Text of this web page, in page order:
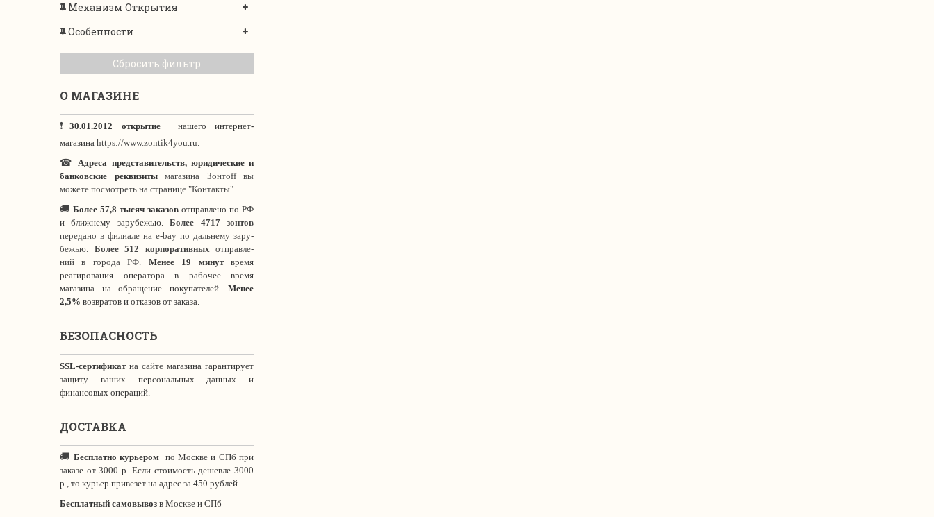
Механизм Открытия
Особенности
Сбросить фильтр
О МАГАЗИНЕ
❗30.01.2012 открытие нашего интернет-
магазина https://www.zontik4you.ru.
☎Адреса представительств, юридические и
банковские реквизиты
магазина Зонтoff вы
можете посмотреть на странице "Контакты".
🚚 Более 57,8 тысяч заказов отправлено по РФ
и ближнему зарубежью.Более 4717 зонтов
передано в филиале на e-bay по дальнему зару-
бежью. Более 512 корпоративныхотправле-
ний в города РФ. Менее 19 минутвремя
реагирования оператора в рабочее время
магазина на обращение покупателей. Менее
2,5% возвратов и отказов от заказа.
БЕЗОПАСНОСТЬ
SSL-сертификатна сайте магазина гарантирует
защиту ваших персональных данных и
финансовых операций.
ДОСТАВКА
🚚 Бесплатно курьером по Москве и СПб при
заказе от 3000 р. Если стоимость дешевле 3000
р., то курьер привезет на адрес за 450 рублей.
Бесплатный самовывоз в Москве и СПб